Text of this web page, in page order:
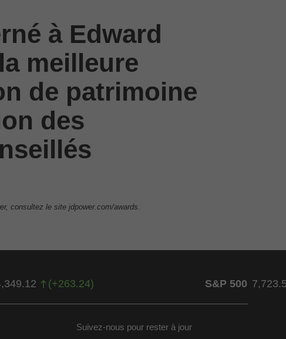
à Edward
meilleure
de patrimoine
des
consultez le site jdpower.com/awards.
(+263.24) S&P 500
Suivez-nous pour rester à jour